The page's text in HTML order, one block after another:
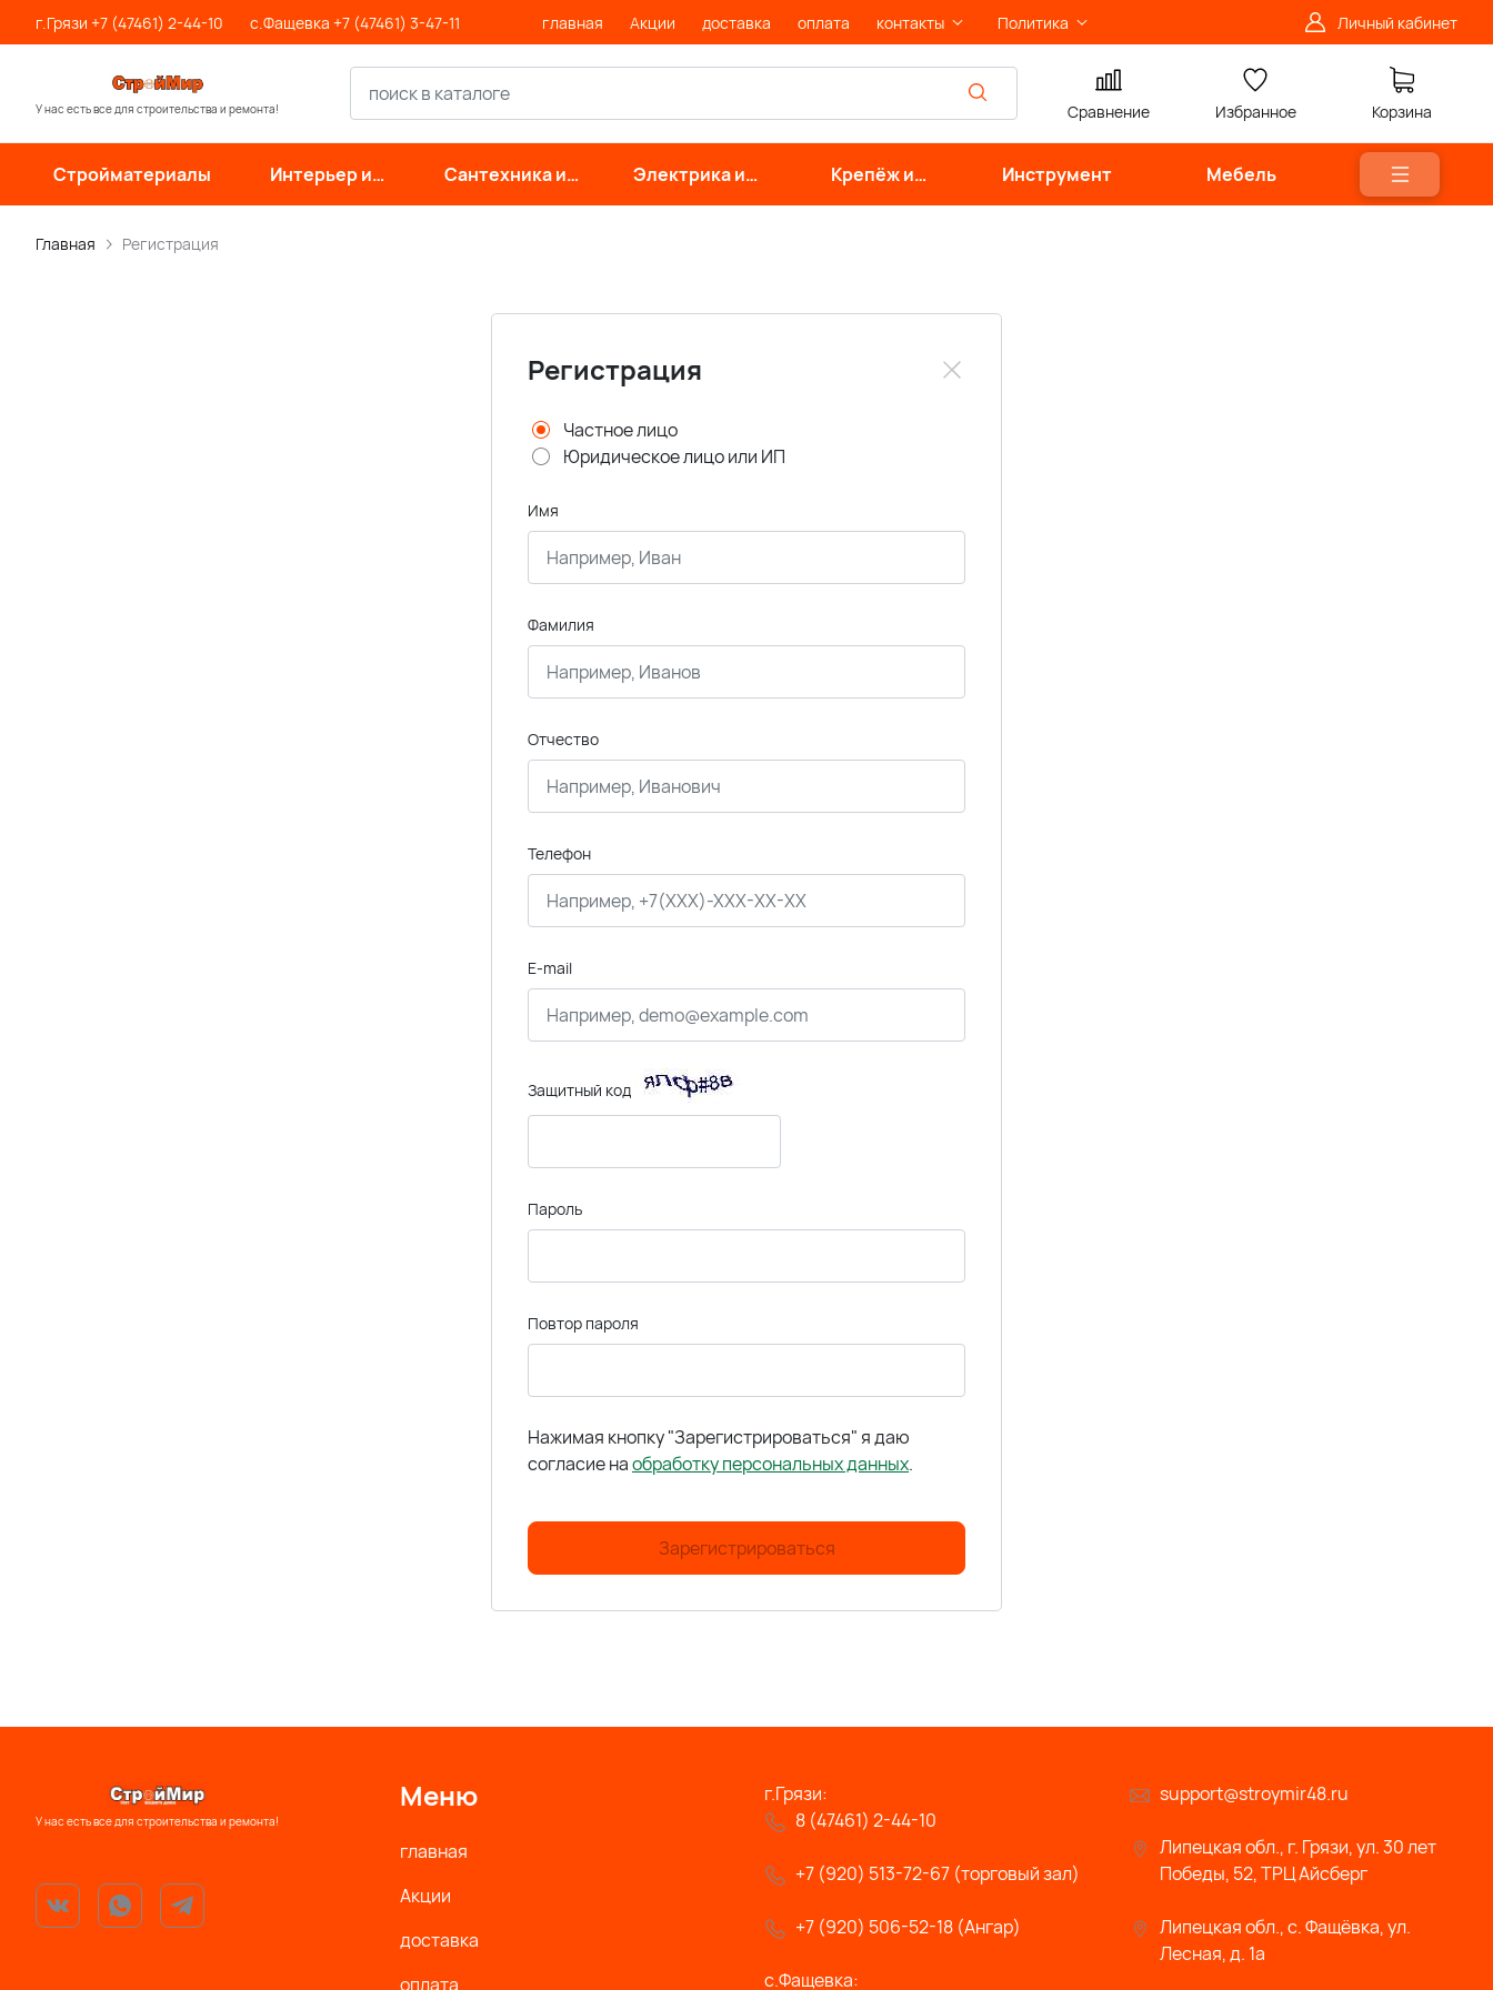
г.Грязи +7 (47461) 2-44-10 с.Фащевка +7 (47461) 3-47-11 главная Акции доставка оплата контакты Политика Личный кабинет
У нас есть все для строительства и ремонта! Сравнение Избранное Корзина
Стройматериалы
Интерьер и
отделка
Сантехника и
инженерные
Электрика и
свет
Крепёж и
фурнитура
Инструмент Мебель
Главная Регистрация
Регистрация
Частное лицо
Юридическое лицо или ИП
Имя
Фамилия
Отчество
Телефон
E-mail
Защитный код
Пароль
Повтор пароля
Нажимая кнопку "Зарегистрироваться" я даю
согласие наобработку персональных данных.
Зарегистрироваться
У нас есть все для строительства и ремонта!
support@stroymir48.ru
Липецкая обл., г. Грязи, ул. 30 лет
Победы, 52, ТРЦ Айсберг
Липецкая обл., с. Фащёвка, ул.
Лесная, д. 1а
Меню
главная
Акции
доставка
оплата
г.Грязи:
8 (47461) 2-44-10
+7 (920) 513-72-67 (торговый зал)
+7 (920) 506-52-18 (Ангар)
с.Фащевка: